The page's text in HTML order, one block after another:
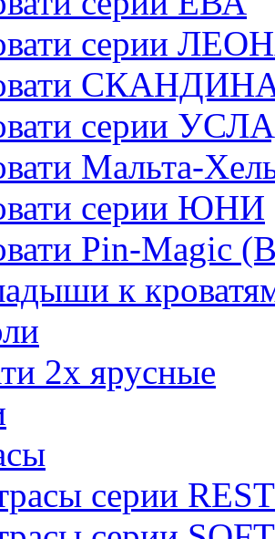
серии
серии
Мальта-
серии ЮНИ
Pin-Magic
к
2х ярусные
серии REST